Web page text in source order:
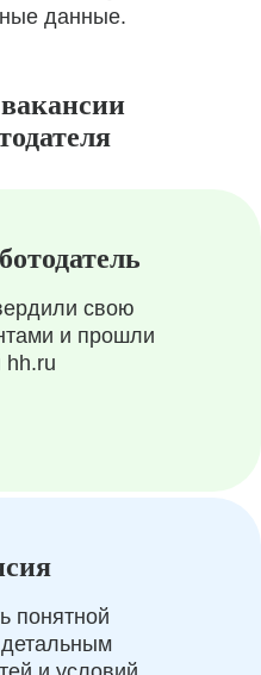
данные.
свою
и прошли
hh.ru
понятной